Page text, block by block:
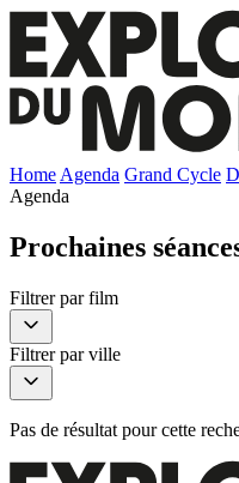
Home Agenda Grand Cycle
Agenda
Prochaines
Filtrer par film
Filtrer par ville
Pas de résultat pour cette